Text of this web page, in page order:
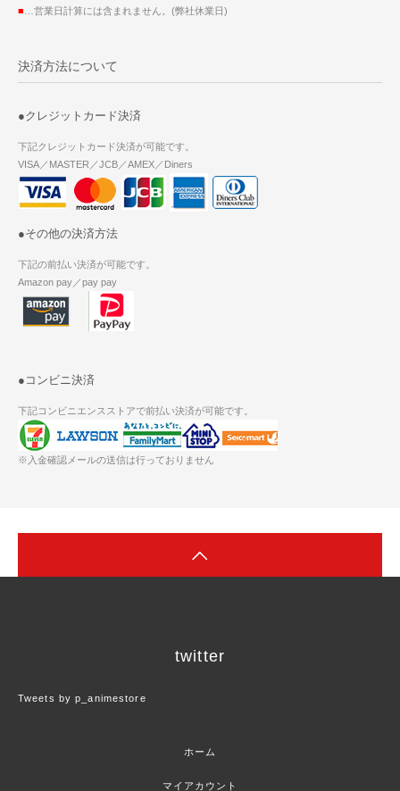
■ …営業日計算には含まれません。(弊社休業日)
決済方法について
●クレジットカード決済
下記クレジットカード決済が可能です。
VISA／MASTER／JCB／AMEX／Diners
●その他の決済方法
下記の前払い決済が可能です。
Amazon pay／pay pay
●コンビニ決済
下記コンビニエンスストアで前払い決済が可能です。
※入金確認メールの送信は行っておりません
twitter
Tweets by p_animestore
ホーム
マイアカウント